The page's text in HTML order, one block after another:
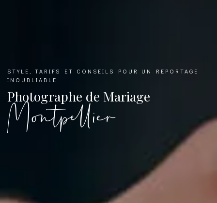
STYLE, TARIFS ET CONSEILS POUR UN REPORTAGE
INOUBLIABLE
Photographe de Mariage
Montpellier